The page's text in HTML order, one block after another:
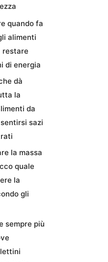
quando fa
alimenti
restare
di energia
dà
la
da
sazi
la massa
quale
la
gli
sempre più